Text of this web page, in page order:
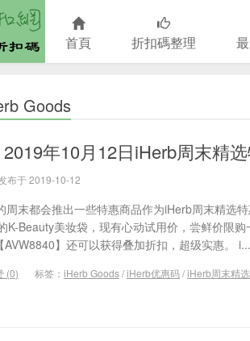
首頁 折扣碼整理
Goods
2019年10月12日iHerb周末精
布于 2019-10-12
周末都会推出一些特惠商品作为iHerb周末精选
K-Beauty美妆袋，现有心动试用价，尝鲜价限
AVW8840】还可以获得叠加折扣，超级实惠。 i...
(0) 标签： iHerb Goods/iHerb优惠码/iHerb周末精